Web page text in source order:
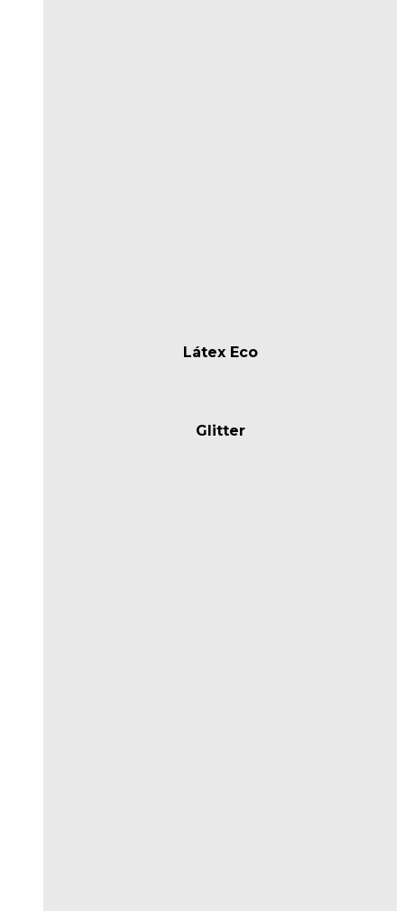
Látex Eco
Glitter